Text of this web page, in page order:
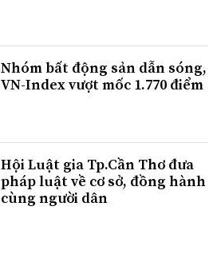
Nhóm bất động sản dẫn sóng,
VN-Index vượt mốc 1.770 điểm
Hội Luật gia Tp.Cần Thơ đưa
pháp luật về cơ sở, đồng hành
cùng người dân